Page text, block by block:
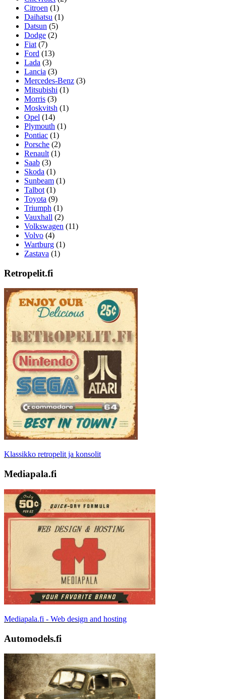
Citroen (1)
Daihatsu (1)
Datsun (5)
Dodge (2)
Fiat (7)
Ford (13)
Lada (3)
Lancia (3)
Mercedes-Benz (3)
Mitsubishi (1)
Morris (3)
Moskvitsh (1)
Opel (14)
Plymouth (1)
Pontiac (1)
Porsche (2)
Renault (1)
Saab (3)
Skoda (1)
Sunbeam (1)
Talbot (1)
Toyota (9)
Triumph (1)
Vauxhall (2)
Volkswagen (11)
Volvo (4)
Wartburg (1)
Zastava (1)
Retropelit.fi
Klassikko retropelit ja konsolit
Mediapala.fi
Mediapala.fi - Web design and hosting
Automodels.fi